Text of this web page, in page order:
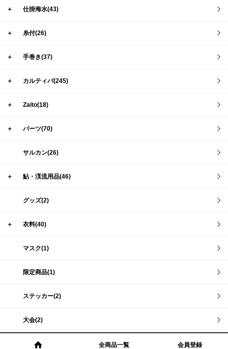
＋ 仕掛海水(43)
＋ 糸付(26)
＋ 手巻き(37)
＋ カルティバ(245)
＋ Zaito(18)
＋ パーツ(70)
サルカン(26)
＋ 鮎・渓流用品(46)
グッズ(2)
＋ 衣料(40)
マスク(1)
限定商品(1)
ステッカー(2)
大会(2)
全商品一覧 会員登録